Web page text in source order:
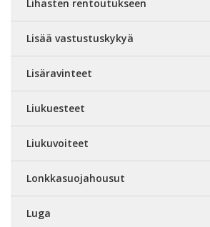
Lihasten rentoutukseen
Lisää vastustuskykyä
Lisäravinteet
Liukuesteet
Liukuvoiteet
Lonkkasuojahousut
Luga